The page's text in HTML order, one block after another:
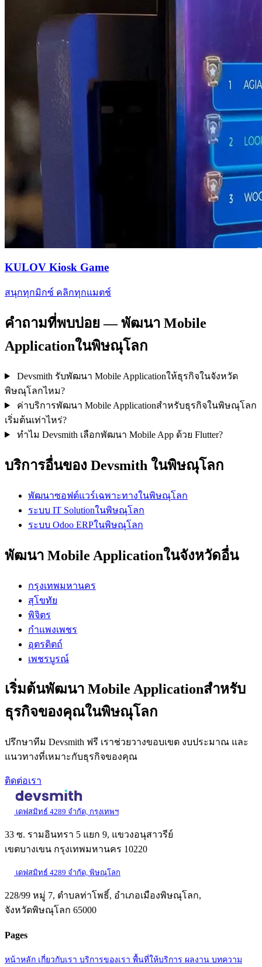
KULOV Kiosk Game
สนุกทุกมิกซ์ คลิกทุกแมตช์
คำถามที่พบบ่อย — พัฒนา Mobile
Applicationในพิษณุโลก
Devsmith รับพัฒนา Mobile Applicationให้ธุรกิจในจังหวัด
พิษณุโลกไหม?
ค่าบริการพัฒนา Mobile Applicationสำหรับธุรกิจในพิษณุโลก
เริ่มต้นเท่าไหร่?
ทำไม Devsmith เลือกพัฒนา Mobile App ด้วย Flutter?
บริการอื่นของ Devsmith ในพิษณุโลก
พัฒนาซอฟต์แวร์เฉพาะทางในพิษณุโลก
ระบบ IT Solutionในพิษณุโลก
ระบบ Odoo ERPในพิษณุโลก
พัฒนา Mobile Applicationในจังหวัดอื่น
กรุงเทพมหานคร
สุโขทัย
พิจิตร
กำแพงเพชร
อุตรดิตถ์
เพชรบูรณ์
เริ่มต้นพัฒนา Mobile Applicationสำหรับ
ธุรกิจของคุณในพิษณุโลก
ปรึกษาทีม Devsmith ฟรี เราช่วยวางขอบเขต งบประมาณ และ
แนวทางที่เหมาะกับธุรกิจของคุณ
ติดต่อเรา
เดฟสมิทธ์ 4289 จำกัด, กรุงเทพฯ
33 ซ. รามอินทรา 5 แยก 9, แขวงอนุสาวรีย์
เขตบางเขน กรุงเทพมหานคร 10220
เดฟสมิทธ์ 4289 จำกัด, พิษณุโลก
228/99 หมู่ 7, ตำบลท่าโพธิ์, อำเภอเมืองพิษณุโลก,
จังหวัดพิษณุโลก 65000
Pages
หน้าหลัก เกี่ยวกับเรา บริการของเรา พื้นที่ให้บริการ ผลงาน บทความ